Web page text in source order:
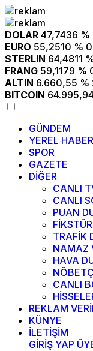
DOLAR 47,7436 %
EURO 55,2510 %
STERLIN 64,4811
FRANG 59,1179 %
ALTIN 6.660,55 %
BITCOIN 64.995,94
GÜNDEM
YEREL
SPOR
GAZETE
DİĞER
CANLI
CANLI
PUAN
FİKSTÜR
TRAFİK
NAMAZ
HAVA
CANLI
REKLAM
KÜNYE
İLETİŞİM
GİRİŞ YAP